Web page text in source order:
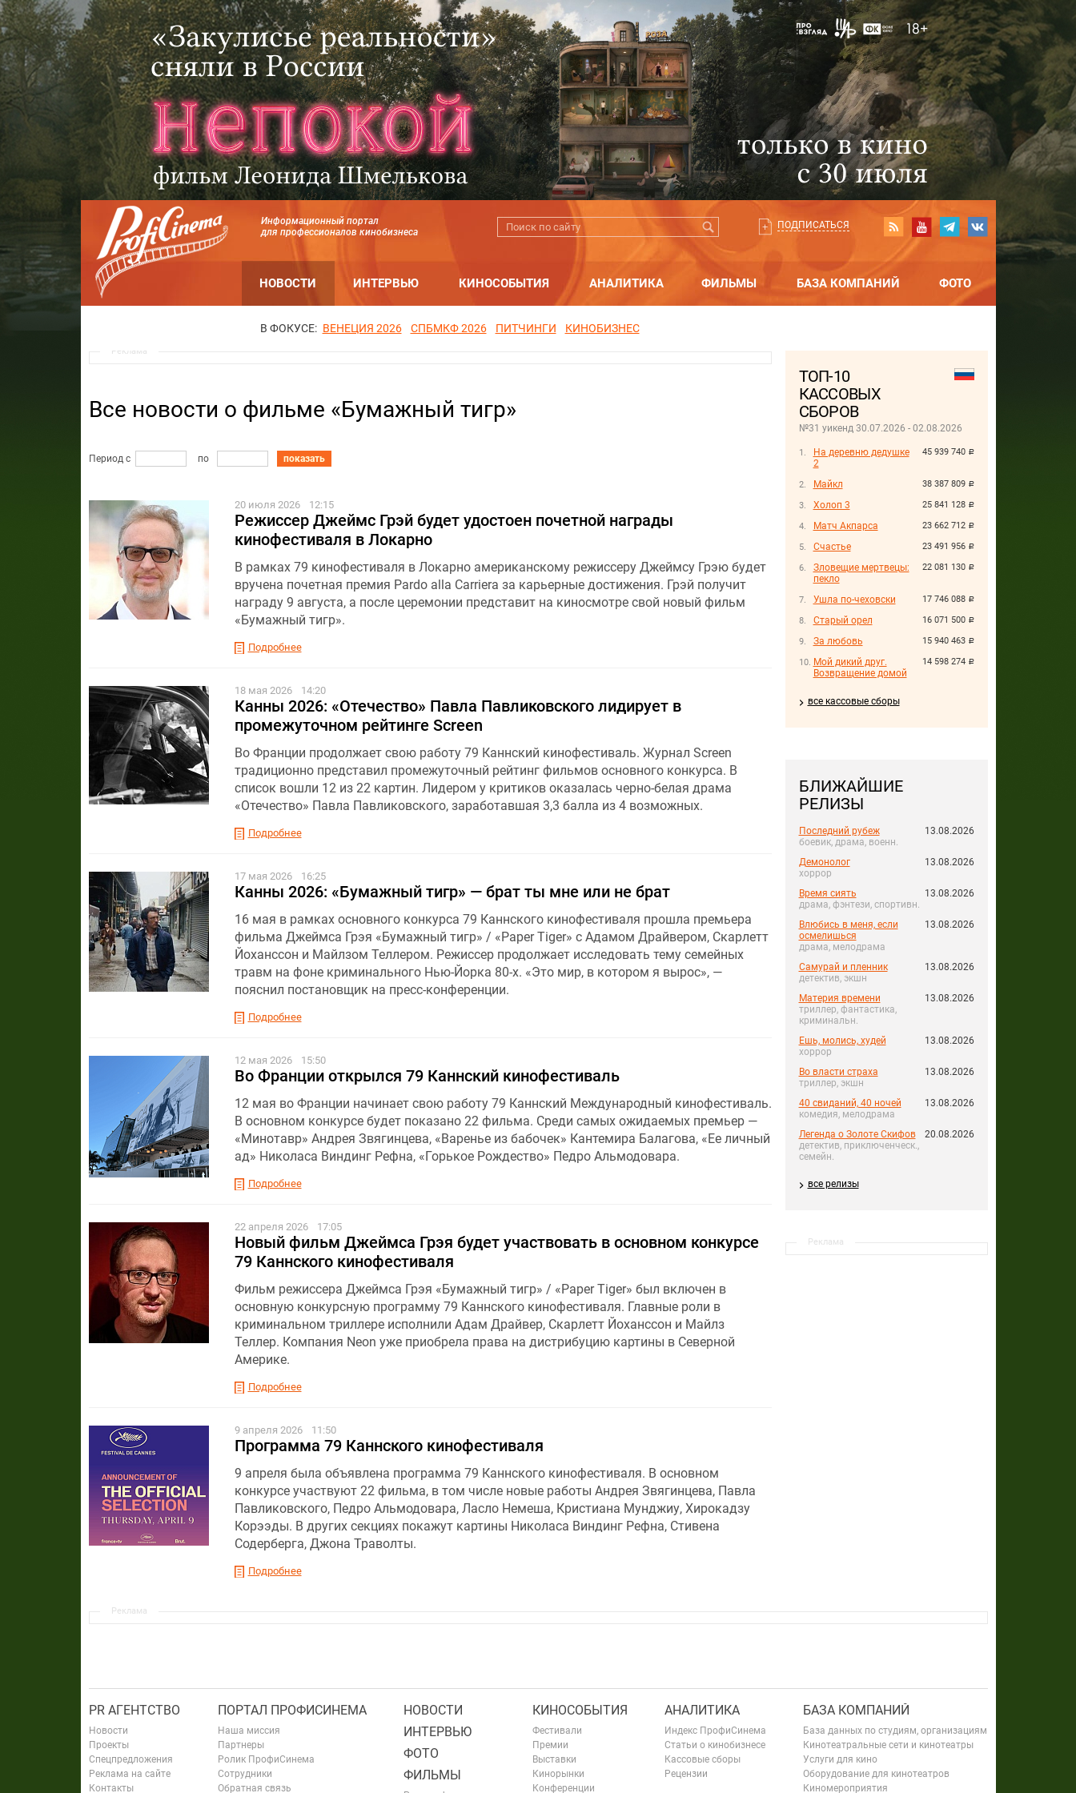
Информационный портал
для профессионалов кинобизнеса
ПОДПИСАТЬСЯ
НОВОСТИ ИНТЕРВЬЮ КИНОСОБЫТИЯ АНАЛИТИКА ФИЛЬМЫ БАЗА КОМПАНИЙ ФОТО
В ФОКУСЕ: ВЕНЕЦИЯ 2026 СПБМКФ 2026 ПИТЧИНГИ КИНОБИЗНЕС
ТОП-10
КАССОВЫХ
СБОРОВ
№31 уикенд 30.07.2026 - 02.08.2026
45 939 740 руб.
На деревню дедушке
2
38 387 809 руб.
Майкл
25 841 128 руб.
Холоп 3
23 662 712 руб.
Матч Акпарса
23 491 956 руб.
Счастье
22 081 130 руб.
Зловещие мертвецы:
пекло
17 746 088 руб.
Ушла по-чеховски
16 071 500 руб.
Старый орел
15 940 463 руб.
За любовь
14 598 274 руб.
Мой дикий друг.
Возвращение домой
все кассовые сборы
БЛИЖАЙШИЕ
РЕЛИЗЫ
Последний рубеж
боевик, драма, военн.
13.08.2026
Демонолог
хоррор
13.08.2026
Время сиять
драма, фэнтези, спортивн.
13.08.2026
Влюбись в меня, если
осмелишься
драма, мелодрама
13.08.2026
Самурай и пленник
детектив, экшн
13.08.2026
Материя времени
триллер, фантастика,
криминальн.
13.08.2026
Ешь, молись, худей
хоррор
13.08.2026
Во власти страха
триллер, экшн
13.08.2026
40 свиданий, 40 ночей
комедия, мелодрама
13.08.2026
Легенда о Золоте Скифов
детектив, приключенческ.,
семейн.
20.08.2026
все релизы
Реклама
Реклама
Все новости о фильме «Бумажный тигр»
Период с по показать
20 июля 2026 12:15
Режиссер Джеймс Грэй будет удостоен почетной награды
кинофестиваля в Локарно
В рамках 79 кинофестиваля в Локарно американскому режиссеру Джеймсу Грэю будет
вручена почетная премия Pardo alla Carriera за карьерные достижения. Грэй получит
награду 9 августа, а после церемонии представит на киносмотре свой новый фильм
«Бумажный тигр».
Подробнее
18 мая 2026 14:20
Канны 2026: «Отечество» Павла Павликовского лидирует в
промежуточном рейтинге Screen
Во Франции продолжает свою работу 79 Каннский кинофестиваль. Журнал Screen
традиционно представил промежуточный рейтинг фильмов основного конкурса. В
список вошли 12 из 22 картин. Лидером у критиков оказалась черно-белая драма
«Отечество» Павла Павликовского, заработавшая 3,3 балла из 4 возможных.
Подробнее
17 мая 2026 16:25
Канны 2026: «Бумажный тигр» — брат ты мне или не брат
16 мая в рамках основного конкурса 79 Каннского кинофестиваля прошла премьера
фильма Джеймса Грэя «Бумажный тигр» / «Paper Tiger» с Адамом Драйвером, Скарлетт
Йоханссон и Майлзом Теллером. Режиссер продолжает исследовать тему семейных
травм на фоне криминального Нью-Йорка 80-х. «Это мир, в котором я вырос», —
пояснил постановщик на пресс-конференции.
Подробнее
12 мая 2026 15:50
Во Франции открылся 79 Каннский кинофестиваль
12 мая во Франции начинает свою работу 79 Каннский Международный кинофестиваль.
В основном конкурсе будет показано 22 фильма. Среди самых ожидаемых премьер —
«Минотавр» Андрея Звягинцева, «Варенье из бабочек» Кантемира Балагова, «Ее личный
ад» Николаса Виндинг Рефна, «Горькое Рождество» Педро Альмодовара.
Подробнее
22 апреля 2026 17:05
Новый фильм Джеймса Грэя будет участвовать в основном конкурсе
79 Каннского кинофестиваля
Фильм режиссера Джеймса Грэя «Бумажный тигр» / «Paper Tiger» был включен в
основную конкурсную программу 79 Каннского кинофестиваля. Главные роли в
криминальном триллере исполнили Адам Драйвер, Скарлетт Йоханссон и Майлз
Теллер. Компания Neon уже приобрела права на дистрибуцию картины в Северной
Америке.
Подробнее
9 апреля 2026 11:50
Программа 79 Каннского кинофестиваля
9 апреля была объявлена программа 79 Каннского кинофестиваля. В основном
конкурсе участвуют 22 фильма, в том числе новые работы Андрея Звягинцева, Павла
Павликовского, Педро Альмодовара, Ласло Немеша, Кристиана Мунджиу, Хирокадзу
Корээды. В других секциях покажут картины Николаса Виндинг Рефна, Стивена
Содерберга, Джона Траволты.
Подробнее
Реклама
PR АГЕНТСТВО
Новости
Проекты
Спецпредложения
Реклама на сайте
Контакты
ПОРТАЛ ПРОФИСИНЕМА
Наша миссия
Партнеры
Ролик ПрофиСинема
Сотрудники
Обратная связь
НОВОСТИ
ИНТЕРВЬЮ
ФОТО
ФИЛЬМЫ
КИНОСОБЫТИЯ
Фестивали
Премии
Выставки
Кинорынки
Конференции
АНАЛИТИКА
Индекс ПрофиСинема
Статьи о кинобизнесе
Кассовые сборы
Рецензии
БАЗА КОМПАНИЙ
База данных по студиям, организациям
Кинотеатральные сети и кинотеатры
Услуги для кино
Оборудование для кинотеатров
Киномероприятия